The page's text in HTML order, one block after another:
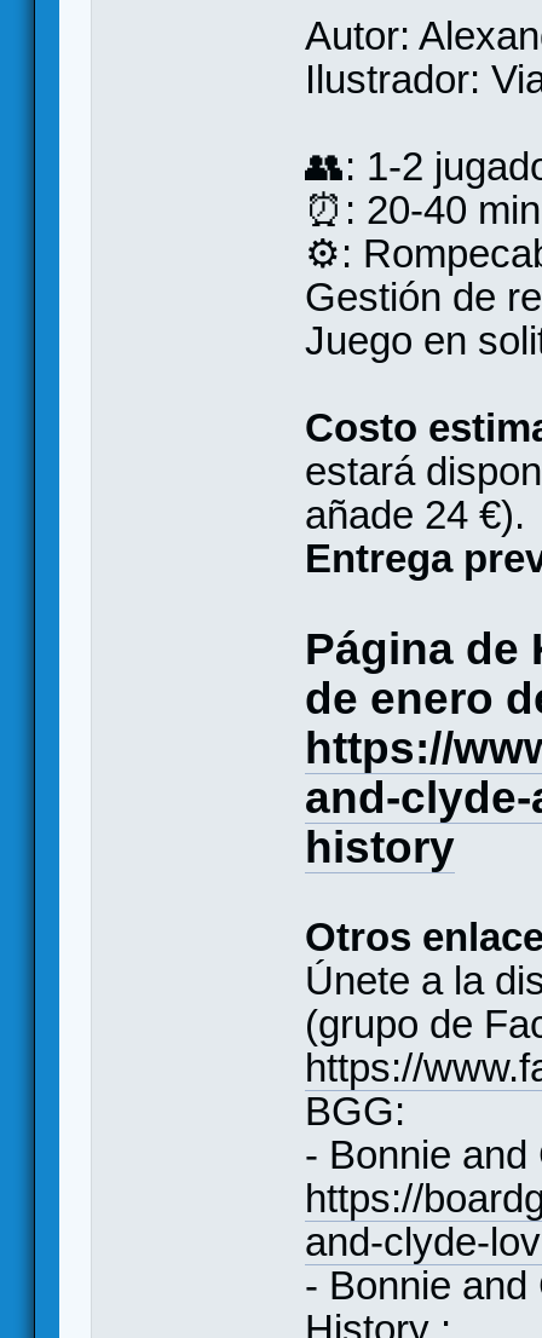
Autor:
Ilustrador:
👥: 1-2
⏰: 20-40 min
⚙️:
Gestión de
Juego en
Costo
estará
añade 24 €).
Entrega
Página de
de enero
https://
and-
history
Otros
Únete a la
(grupo de
https://
BGG:
- Bonnie
https://
and-clyde-
- Bonnie and
History :